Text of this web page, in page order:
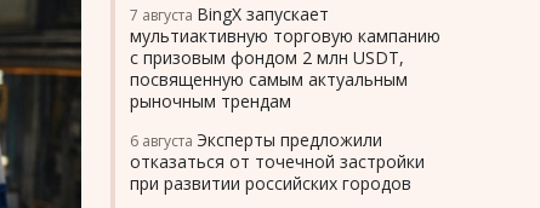
7 августа BingX запускает
мультиактивную торговую кампанию
с призовым фондом 2 млн USDT,
посвященную самым актуальным
рыночным трендам
6 августа Эксперты предложили
отказаться от точечной застройки
при развитии российских городов